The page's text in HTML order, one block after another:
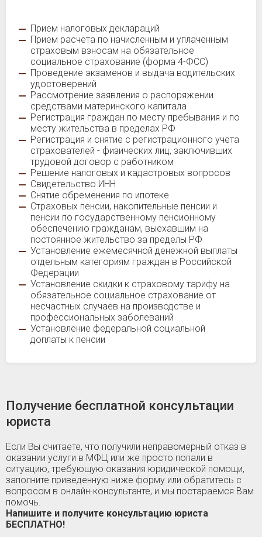
Прием налоговых деклараций
Прием расчета по начисленным и уплаченным
страховым взносам на обязательное
социальное страхование (форма 4-ФСС)
Проведение экзаменов и выдача водительских
удостоверений
Рассмотрение заявления о распоряжении
средствами материнского капитала
Регистрация граждан по месту пребывания и по
месту жительства в пределах РФ
Регистрация и снятие с регистрационного учета
страхователей - физических лиц, заключивших
трудовой договор с работником
Решение налоговых и кадастровых вопросов
Свидетельство ИНН
Снятие обременения по ипотеке
Страховых пенсии, накопительные пенсии и
пенсии по государственному пенсионному
обеспечению гражданам, выехавшим на
постоянное жительство за пределы РФ
Установление ежемесячной денежной выплаты
отдельным категориям граждан в Российской
Федерации
Установление скидки к страховому тарифу на
обязательное социальное страхование от
несчастных случаев на производстве и
профессиональных заболеваний
Установление федеральной социальной
доплаты к пенсии
Получение бесплатной консультации
юриста
Если Вы считаете, что получили неправомерный отказ в
оказании услуги в МФЦ или же просто попали в
ситуацию, требующую оказания юридической помощи,
заполните приведенную ниже форму или обратитесь с
вопросом в онлайн-консультанте, и мы постараемся Вам
помочь.
Напишите и получите консультацию юриста
БЕСПЛАТНО!